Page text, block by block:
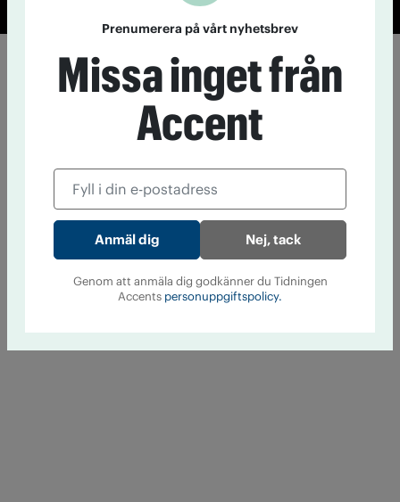
Prenumerera på vårt nyhetsbrev
Missa inget från
Accent
Nej, tack
Genom att anmäla dig godkänner du Tidningen
Accents personuppgiftspolicy.